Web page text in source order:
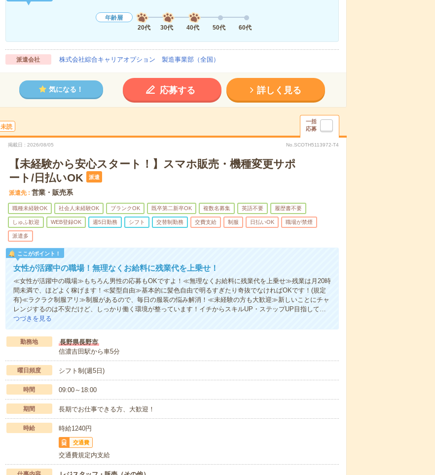
年齢層
20代
30代 40代 50代 60代
派遣会社 株式会社綜合キャリアオプション 製造事業部（全国）
気になる！ 応募する 詳しく見る
未読
一括
応募
掲載日 2026/08/05 No.SCOTH5113972-T4
【未経験から安心スタート！】スマホ販売・機種変更サポ
ート/日払いOK
派遣
派遣先 営業・販売系
職種未経験OK 社会人未経験OK ブランクOK 既卒第二新卒OK 複数名募集 英語不要 履歴書不要
しゅふ歓迎 WEB登録OK 週5日勤務 シフト 交替制勤務 交費支給 制服 日払いOK 職場が禁煙
派遣多
ここがポイント！
女性が活躍中の職場！無理なくお給料に残業代を上乗せ！
≪女性が活躍中の職場≫もちろん男性の応募もOKですよ！≪無理なくお給料に残業代を上乗せ≫残業は月20時
間未満で、ほどよく稼げます！≪髪型自由≫基本的に髪色自由で明るすぎたり奇抜でなければOKです！(規定
有)≪ラクラク制服アリ≫制服があるので、毎日の服装の悩み解消！≪未経験の方も大歓迎≫新しいことにチャ
レンジするのは不安だけど、しっかり働く環境が整っています！イチからスキルUP・ステップUP目指して…
つづきを見る
勤務地
長野県長野市
信濃吉田駅から車5分
曜日頻度 シフト制(週5日)
時間 09:00～18:00
期間 長期でお仕事できる方、大歓迎！
時給 時給1240円
交通費
交通費規定内支給